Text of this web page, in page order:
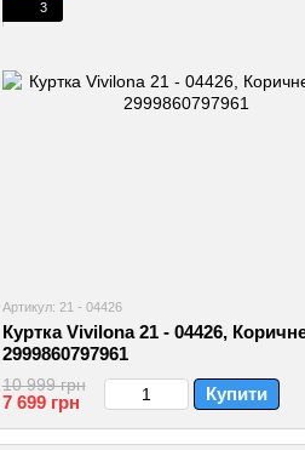
3
Артикул: 21 - 04426
Куртка Vivilona 21 - 04426,
2999860797961
10 999 грн
7 699 грн Купити